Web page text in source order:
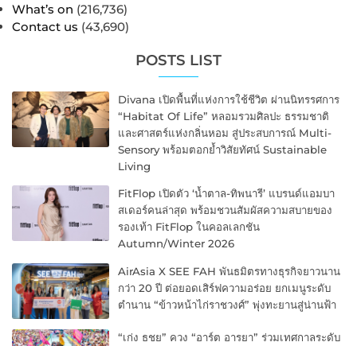
What’s on (216,736)
Contact us (43,690)
POSTS LIST
Divana เปิดพื้นที่แห่งการใช้ชีวิต ผ่านนิทรรศการ
“Habitat Of Life” หลอมรวมศิลปะ ธรรมชาติ
และศาสตร์แห่งกลิ่นหอม สู่ประสบการณ์ Multi-
Sensory พร้อมตอกย้ำวิสัยทัศน์ Sustainable
Living
FitFlop เปิดตัว ‘น้ำตาล-ทิพนารี’ แบรนด์แอมบา
สเดอร์คนล่าสุด พร้อมชวนสัมผัสความสบายของ
รองเท้า FitFlop ในคอลเลกชัน
Autumn/Winter 2026
AirAsia X SEE FAH พันธมิตรทางธุรกิจยาวนาน
กว่า 20 ปี ต่อยอดเสิร์ฟความอร่อย ยกเมนูระดับ
ตำนาน “ข้าวหน้าไก่ราชวงศ์” พุ่งทะยานสู่น่านฟ้า
“เก่ง ธชย” ควง “อาร์ต อารยา” ร่วมเทศกาลระดับ